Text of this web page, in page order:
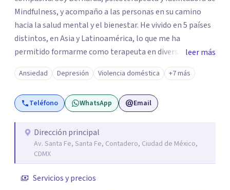
Mindfulness, y acompaño a las personas en su camino
hacia la salud mental y el bienestar. He vivido en 5 países
distintos, en Asia y Latinoamérica, lo que me ha
permitido formarme como terapeuta en diversas
técnicas e idiomas y trabajar con personas de un amplio
espectro de culturas, historias y profesiones. Al ser
promotora de Mindfulness como habilitador para una
vida más satisfactoria, mi proceso de psicoterapia se
para explorar tus procesos mentales y emocionales con
mayor claridad, perspectiva y amabilidad.
leer más
Ansiedad Depresión Violencia doméstica +7 más
Teléfono WhatsApp Email
Dirección principal
Av. Santa Fe, Santa Fe, Contadero, Ciudad de México,
CDMX
Servicios y precios